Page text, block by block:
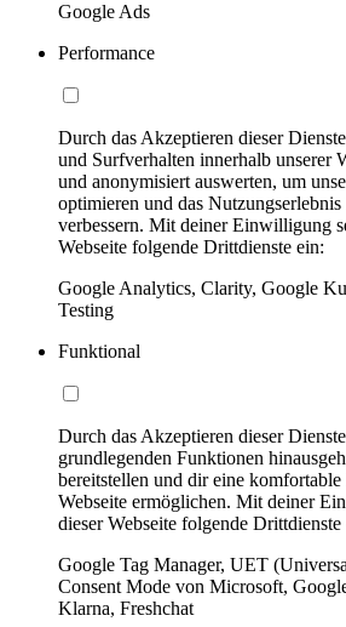
Google Ads
Performance
Durch das Akzeptieren dieser
und Surfverhalten innerhalb unserer
und anonymisiert auswerten, um
optimieren und das
verbessern. Mit deiner Einwilligung
Webseite folgende Drittdienste ein:
Google Analytics, Clarity, Google
Testing
Funktional
Durch das Akzeptieren dieser
grundlegenden Funktionen
bereitstellen und dir eine
Webseite ermöglichen. Mit deiner
dieser Webseite folgende Drittdienste
Google Tag Manager, UET
Consent Mode von Microsoft,
Klarna, Freshchat